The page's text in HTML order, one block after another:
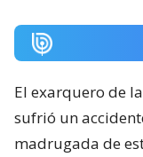
El exarquero de
sufrió un
madrugada de